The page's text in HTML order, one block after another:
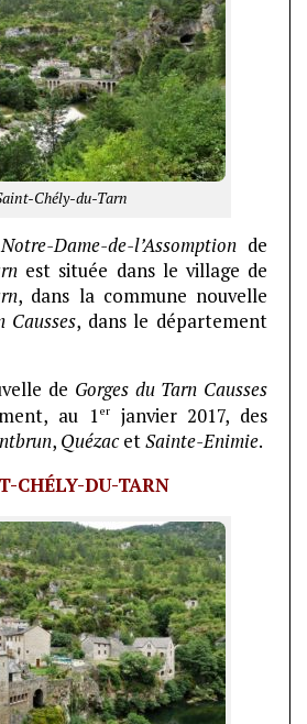
Chély-du-Tarn
Notre-Dame-de-l’Assomption de
est située dans le village de
, dans la commune nouvelle
Causses, dans le département
de Gorges du Tarn Causses
au 1erjanvier 2017, des
, QuézacetSainte-Enimie.
CHÉLY-DU-TARN